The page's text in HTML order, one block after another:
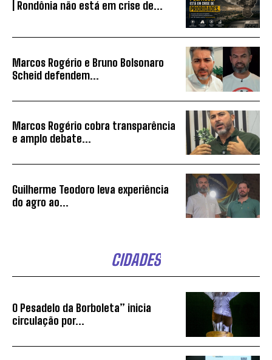
| Rondônia não está em crise de...
Marcos Rogério e Bruno Bolsonaro
Scheid defendem...
Marcos Rogério cobra transparência
e amplo debate...
Guilherme Teodoro leva experiência
do agro ao...
CIDADES
O Pesadelo da Borboleta” inicia
circulação por...